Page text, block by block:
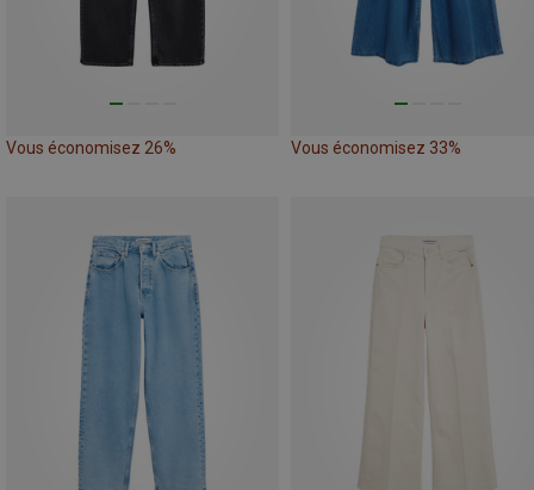
Vous économisez 26% Vous économisez 33%